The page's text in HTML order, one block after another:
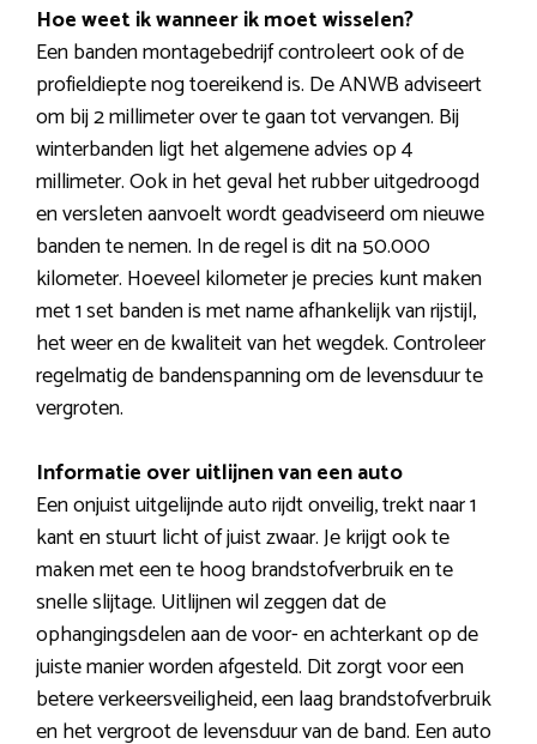
Hoe weet ik wanneer ik moet wisselen?
Een banden montagebedrijf controleert ook of de
profieldiepte nog toereikend is. De ANWB adviseert
om bij 2 millimeter over te gaan tot vervangen. Bij
winterbanden ligt het algemene advies op 4
millimeter. Ook in het geval het rubber uitgedroogd
en versleten aanvoelt wordt geadviseerd om nieuwe
banden te nemen. In de regel is dit na 50.000
kilometer. Hoeveel kilometer je precies kunt maken
met 1 set banden is met name afhankelijk van rijstijl,
het weer en de kwaliteit van het wegdek. Controleer
regelmatig de bandenspanning om de levensduur te
vergroten.
Informatie over uitlijnen van een auto
Een onjuist uitgelijnde auto rijdt onveilig, trekt naar 1
kant en stuurt licht of juist zwaar. Je krijgt ook te
maken met een te hoog brandstofverbruik en te
snelle slijtage. Uitlijnen wil zeggen dat de
ophangingsdelen aan de voor- en achterkant op de
juiste manier worden afgesteld. Dit zorgt voor een
betere verkeersveiligheid, een laag brandstofverbruik
en het vergroot de levensduur van de band. Een auto